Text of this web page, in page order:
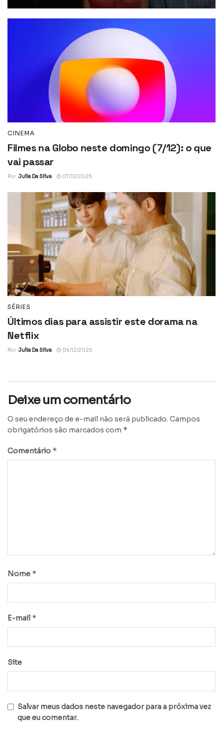
CINEMA
Filmes na Globo neste domingo (7/12): o que
vai passar
Por Julia Da Silva 07/12/2025
SÉRIES
Últimos dias para assistir este dorama na
Netflix
Por Julia Da Silva 06/12/2025
Deixe um comentário
O seu endereço de e-mail não será publicado. Campos
obrigatórios são marcados com *
Comentário *
Nome *
E-mail *
Site
Salvar meus dados neste navegador para a próxima vez
que eu comentar.